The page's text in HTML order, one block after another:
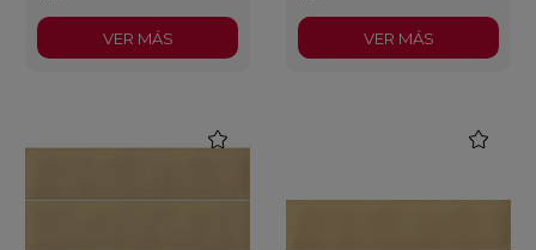
VER MÁS VER MÁS